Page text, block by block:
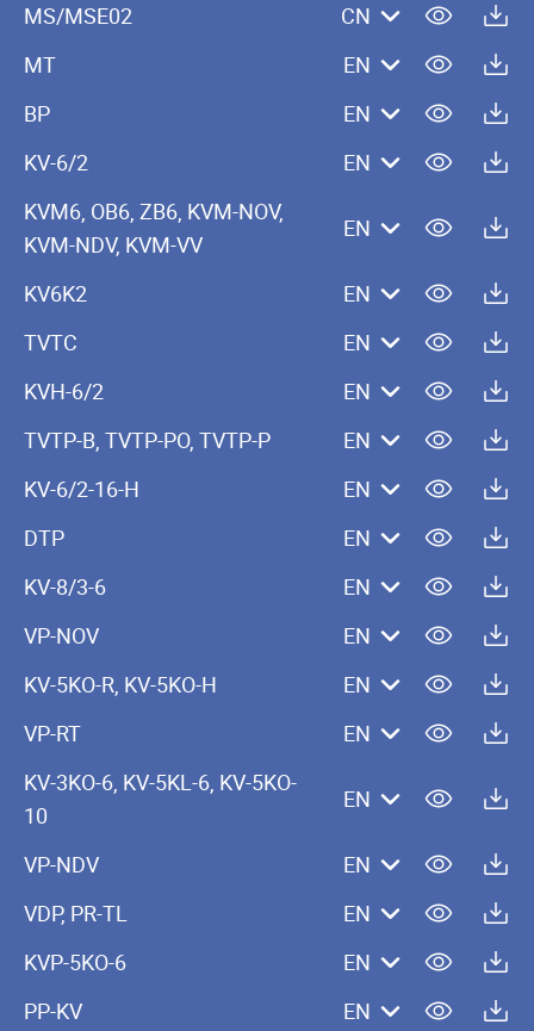
MS/MSE02
CN
MT
EN
BP
EN
KV-6/2
EN
KVM6, OB6, ZB6, KVM-NOV,
KVM-NDV, KVM-VV
EN
KV6K2
EN
TVTC
EN
KVH-6/2
EN
TVTP-B, TVTP-PO, TVTP-P
EN
KV-6/2-16-H
EN
DTP
EN
KV-8/3-6
EN
VP-NOV
EN
KV-5KO-R, KV-5KO-H
EN
VP-RT
EN
KV-3KO-6, KV-5KL-6, KV-5KO-
10
EN
VP-NDV
EN
VDP, PR-TL
EN
KVP-5KO-6
EN
PP-KV
EN